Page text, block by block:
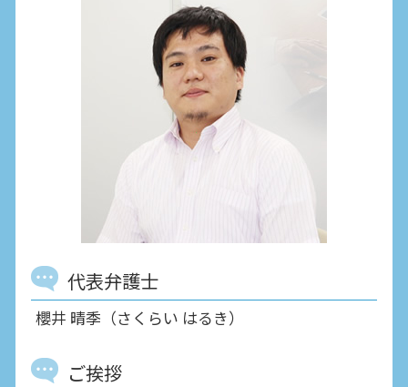
代表弁護士
櫻井 晴季（さくらい はるき）
ご挨拶